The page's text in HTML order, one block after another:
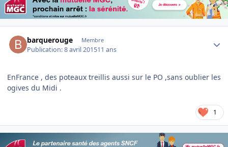
barquerouge Membre
Publication:8 avril 201511 ans
EnFrance , des poteaux treillis aussi sur le PO ,sans oublier les
ogives du Midi .
1